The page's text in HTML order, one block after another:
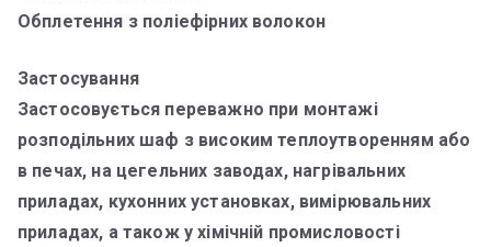
Обплетення з поліефірних волокон
Застосування
Застосовується переважно при монтажі
розподільних шаф з високим теплоутворенням або
в печах, на цегельних заводах, нагрівальних
приладах, кухонних установках, вимірювальних
приладах, а також у хімічній промисловості